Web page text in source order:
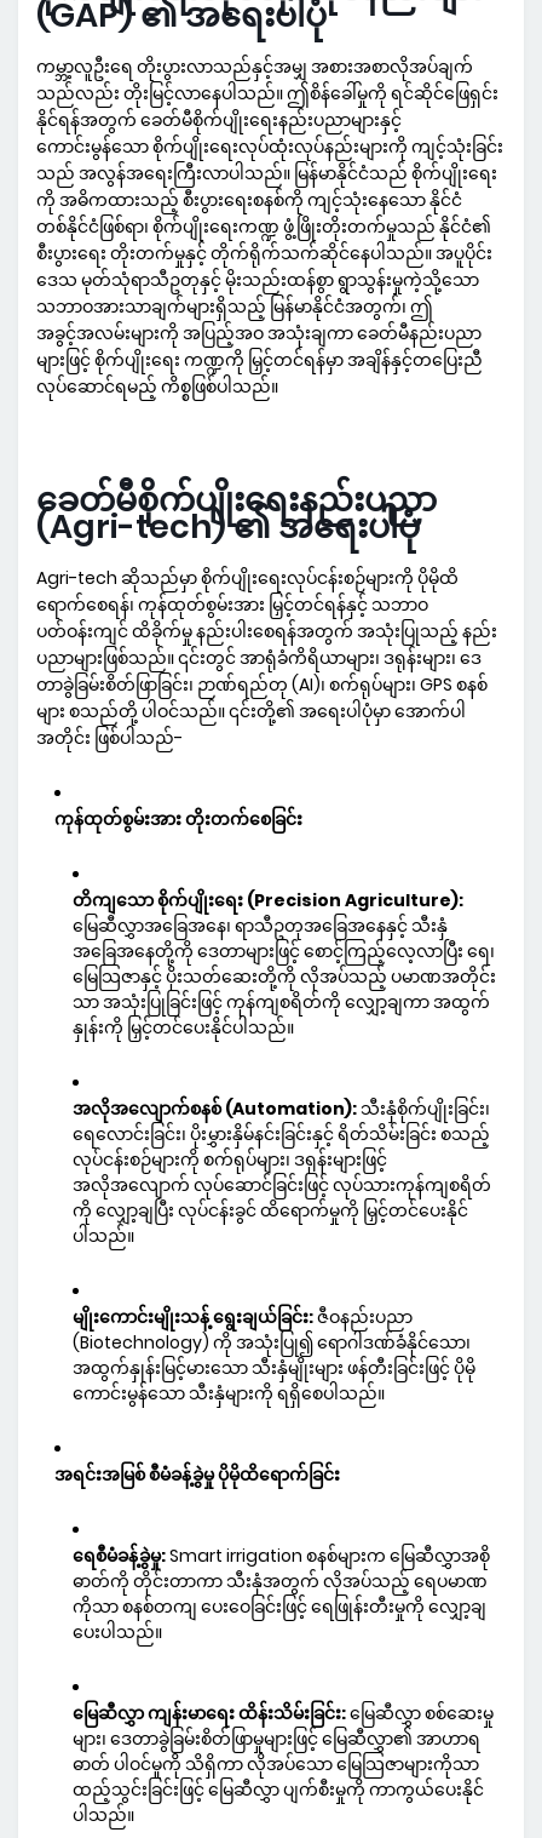
(GAP) ၏ အရေးပါပုံ
ကမ္ဘာ့လူဦးရေ တိုးပွားလာသည်နှင့်အမျှ အစားအစာလိုအပ်ချက်
သည်လည်း တိုးမြင့်လာနေပါသည်။ ဤစိန်ခေါ်မှုကို ရင်ဆိုင်ဖြေရှင်း
နိုင်ရန်အတွက် ခေတ်မီစိုက်ပျိုးရေးနည်းပညာများနှင့်
ကောင်းမွန်သော စိုက်ပျိုးရေးလုပ်ထုံးလုပ်နည်းများကို ကျင့်သုံးခြင်း
သည် အလွန်အရေးကြီးလာပါသည်။ မြန်မာနိုင်ငံသည် စိုက်ပျိုးရေး
ကို အဓိကထားသည့် စီးပွားရေးစနစ်ကို ကျင့်သုံးနေသော နိုင်ငံ
တစ်နိုင်ငံဖြစ်ရာ၊ စိုက်ပျိုးရေးကဏ္ဍ ဖွံ့ဖြိုးတိုးတက်မှုသည် နိုင်ငံ၏
စီးပွားရေး တိုးတက်မှုနှင့် တိုက်ရိုက်သက်ဆိုင်နေပါသည်။ အပူပိုင်း
ဒေသ မုတ်သုံရာသီဥတုနှင့် မိုးသည်းထန်စွာ ရွာသွန်းမှုကဲ့သို့သော
သဘာဝအားသာချက်များရှိသည့် မြန်မာနိုင်ငံအတွက်၊ ဤ
အခွင့်အလမ်းများကို အပြည့်အဝ အသုံးချကာ ခေတ်မီနည်းပညာ
များဖြင့် စိုက်ပျိုးရေး ကဏ္ဍကို မြှင့်တင်ရန်မှာ အချိန်နှင့်တပြေးညီ
လုပ်ဆောင်ရမည့် ကိစ္စဖြစ်ပါသည်။
ခေတ်မီစိုက်ပျိုးရေးနည်းပညာ
(Agri-tech) ၏ အရေးပါပုံ
Agri-tech ဆိုသည်မှာ စိုက်ပျိုးရေးလုပ်ငန်းစဉ်များကို ပိုမိုထိ
ရောက်စေရန်၊ ကုန်ထုတ်စွမ်းအား မြှင့်တင်ရန်နှင့် သဘာဝ
ပတ်ဝန်းကျင် ထိခိုက်မှု နည်းပါးစေရန်အတွက် အသုံးပြုသည့် နည်း
ပညာများဖြစ်သည်။ ၎င်းတွင် အာရုံခံကိရိယာများ၊ ဒရုန်းများ၊ ဒေ
တာခွဲခြမ်းစိတ်ဖြာခြင်း၊ ဉာဏ်ရည်တု (AI)၊ စက်ရုပ်များ၊ GPS စနစ်
များ စသည်တို့ ပါဝင်သည်။ ၎င်းတို့၏ အရေးပါပုံမှာ အောက်ပါ
အတိုင်း ဖြစ်ပါသည်-
ကုန်ထုတ်စွမ်းအား တိုးတက်စေခြင်း
တိကျသော စိုက်ပျိုးရေး (Precision Agriculture):
မြေဆီလွှာအခြေအနေ၊ ရာသီဥတုအခြေအနေနှင့် သီးနှံ
အခြေအနေတို့ကို ဒေတာများဖြင့် စောင့်ကြည့်လေ့လာပြီး ရေ၊
မြေသြဇာနှင့် ပိုးသတ်ဆေးတို့ကို လိုအပ်သည့် ပမာဏအတိုင်း
သာ အသုံးပြုခြင်းဖြင့် ကုန်ကျစရိတ်ကို လျှော့ချကာ အထွက်
နှုန်းကို မြှင့်တင်ပေးနိုင်ပါသည်။
အလိုအလျောက်စနစ် (Automation):သီးနှံစိုက်ပျိုးခြင်း၊
ရေလောင်းခြင်း၊ ပိုးမွှားနှိမ်နင်းခြင်းနှင့် ရိတ်သိမ်းခြင်း စသည့်
လုပ်ငန်းစဉ်များကို စက်ရုပ်များ၊ ဒရုန်းများဖြင့်
အလိုအလျောက် လုပ်ဆောင်ခြင်းဖြင့် လုပ်သားကုန်ကျစရိတ်
ကို လျှော့ချပြီး လုပ်ငန်းခွင် ထိရောက်မှုကို မြှင့်တင်ပေးနိုင်
ပါသည်။
မျိုးကောင်းမျိုးသန့် ရွေးချယ်ခြင်း:ဇီဝနည်းပညာ
(Biotechnology) ကို အသုံးပြု၍ ရောဂါဒဏ်ခံနိုင်သော၊
အထွက်နှုန်းမြင့်မားသော သီးနှံမျိုးများ ဖန်တီးခြင်းဖြင့် ပိုမို
ကောင်းမွန်သော သီးနှံများကို ရရှိစေပါသည်။
အရင်းအမြစ် စီမံခန့်ခွဲမှု ပိုမိုထိရောက်ခြင်း
ရေစီမံခန့်ခွဲမှု:Smart irrigation စနစ်များက မြေဆီလွှာအစို
ဓာတ်ကို တိုင်းတာကာ သီးနှံအတွက် လိုအပ်သည့် ရေပမာဏ
ကိုသာ စနစ်တကျ ပေးဝေခြင်းဖြင့် ရေဖြုန်းတီးမှုကို လျှော့ချ
ပေးပါသည်။
မြေဆီလွှာ ကျန်းမာရေး ထိန်းသိမ်းခြင်း:မြေဆီလွှာ စစ်ဆေးမှု
များ၊ ဒေတာခွဲခြမ်းစိတ်ဖြာမှုများဖြင့် မြေဆီလွှာ၏ အာဟာရ
ဓာတ် ပါဝင်မှုကို သိရှိကာ လိုအပ်သော မြေသြဇာများကိုသာ
ထည့်သွင်းခြင်းဖြင့် မြေဆီလွှာ ပျက်စီးမှုကို ကာကွယ်ပေးနိုင်
ပါသည်။